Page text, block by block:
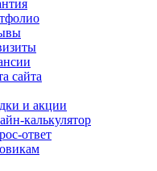
сайта
и акции
калькулятор
ответ